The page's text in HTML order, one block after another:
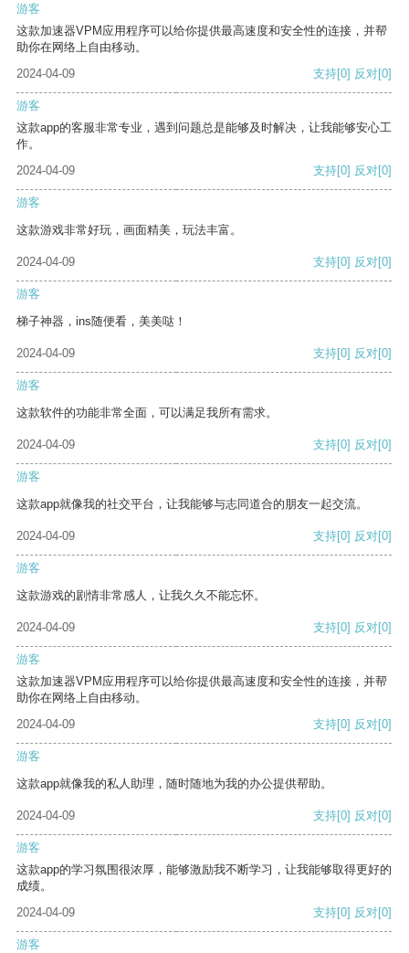
游客
这款加速器VPM应用程序可以给你提供最高速度和安全性的连接，并帮
助你在网络上自由移动。
2024-04-09
支持[0] 反对[0]
游客
这款app的客服非常专业，遇到问题总是能够及时解决，让我能够安心工
作。
2024-04-09
支持[0] 反对[0]
游客
这款游戏非常好玩，画面精美，玩法丰富。
2024-04-09 支持[0] 反对[0]
游客
梯子神器，ins随便看，美美哒！
2024-04-09 支持[0] 反对[0]
游客
这款软件的功能非常全面，可以满足我所有需求。
2024-04-09 支持[0] 反对[0]
游客
这款app就像我的社交平台，让我能够与志同道合的朋友一起交流。
2024-04-09 支持[0] 反对[0]
游客
这款游戏的剧情非常感人，让我久久不能忘怀。
2024-04-09 支持[0] 反对[0]
游客
这款加速器VPM应用程序可以给你提供最高速度和安全性的连接，并帮
助你在网络上自由移动。
2024-04-09
支持[0] 反对[0]
游客
这款app就像我的私人助理，随时随地为我的办公提供帮助。
2024-04-09 支持[0] 反对[0]
游客
这款app的学习氛围很浓厚，能够激励我不断学习，让我能够取得更好的
成绩。
2024-04-09
支持[0] 反对[0]
游客